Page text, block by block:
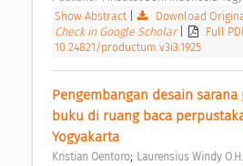
Show Abstract| Download
Check in Google Scholar
Full
10.24821/productum.v3i3.1925
Pengembangan desain
buku di ruang baca
Yogyakarta
Kristian Oentoro; Laurensius Windy O.H.